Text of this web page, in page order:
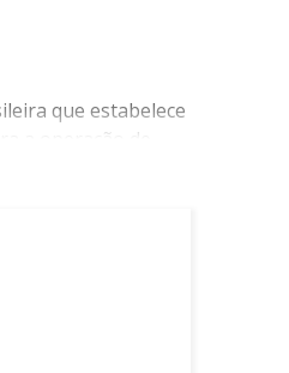
que estabelece
a operação de
objetivo é
a
equipamentos.
obrigatório para
máquinas em